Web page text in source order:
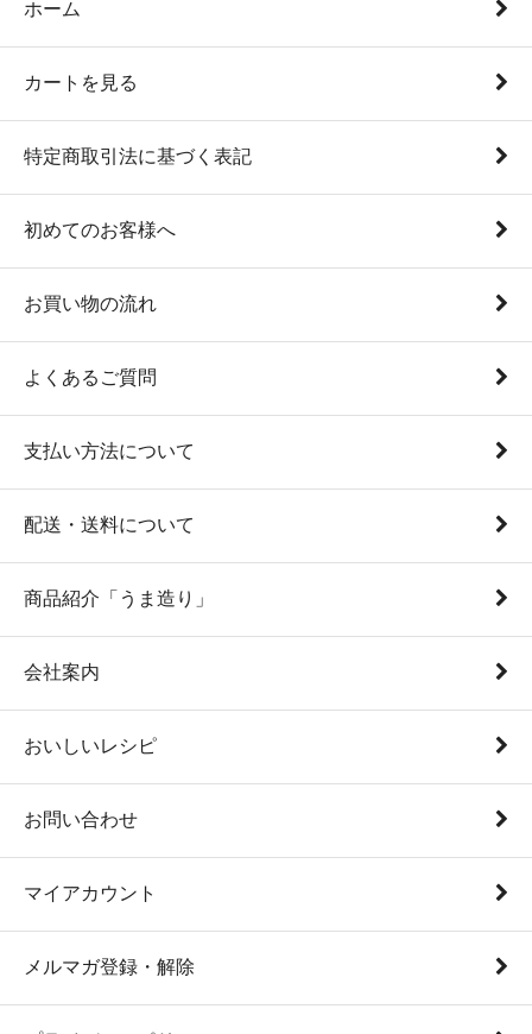
ホーム
カートを見る
特定商取引法に基づく表記
初めてのお客様へ
お買い物の流れ
よくあるご質問
支払い方法について
配送・送料について
商品紹介「うま造り」
会社案内
おいしいレシピ
お問い合わせ
マイアカウント
メルマガ登録・解除